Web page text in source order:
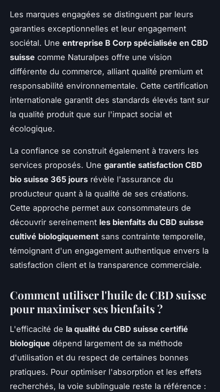
Les marques engagées se distinguent par leurs
garanties exceptionnelles et leur engagement
sociétal. Une entreprise B Corp spécialisée en CBD
suisse comme Naturalpes offre une vision
différente du commerce, alliant qualité premium et
responsabilité environnementale. Cette certification
internationale garantit des standards élevés tant sur
la qualité produit que sur l'impact social et
écologique.
La confiance se construit également à travers les
services proposés. Une garantie satisfaction CBD
bio suisse 365 jours révèle l'assurance du
producteur quant à la qualité de ses créations.
Cette approche permet aux consommateurs de
découvrir sereinement les bienfaits du CBD suisse
cultivé biologiquement sans contrainte temporelle,
témoignant d'un engagement authentique envers la
satisfaction client et la transparence commerciale.
Comment utiliser l'huile de CBD suisse
pour maximiser ses bienfaits ?
L'efficacité de la qualité du CBD suisse certifié
biologique dépend largement de sa méthode
d'utilisation et du respect de certaines bonnes
pratiques. Pour optimiser l'absorption et les effets
recherchés, la voie sublinguale reste la référence :